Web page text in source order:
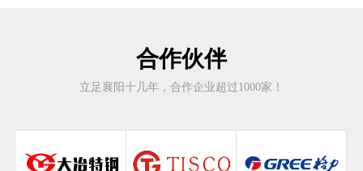
合作伙伴
立足襄阳十几年，合作企业超过1000家！